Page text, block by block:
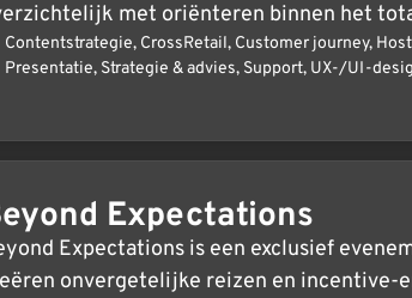
met oriënteren binnen het
Contentstrategie, CrossRetail, Customer journey,
Presentatie, Strategie & advies, Support, UX-/UI-
Expectations
Expectations is een exclusief
onvergetelijke reizen en incentive-